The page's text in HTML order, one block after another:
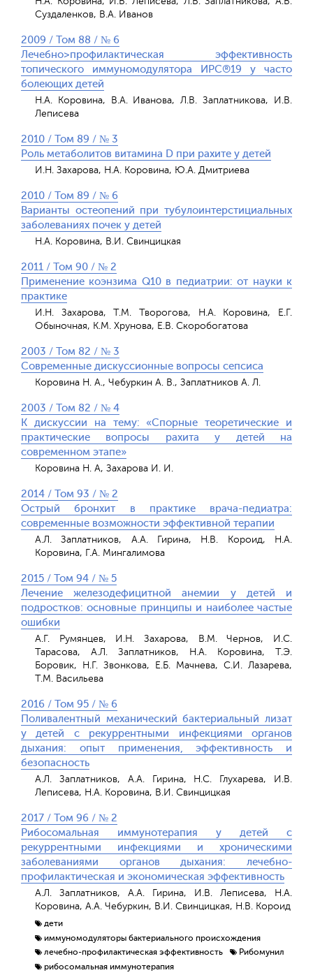
Суздаленков, В.А. Иванов
2009 / Том 88 / № 6
Лечебно>профилактическая эффективность
топического иммуномодулятора ИРС®19 у часто
болеющих детей
Н.А. Коровина, В.А. Иванова, Л.В. Заплатникова, И.В.
Леписева
2010 / Том 89 / № 3
Роль метаболитов витамина D при рахите у детей
И.Н. Захарова, Н.А. Коровина, Ю.А. Дмитриева
2010 / Том 89 / № 6
Варианты остеопений при тубулоинтерстициальных
заболеваниях почек у детей
Н.А. Коровина, В.И. Свинцицкая
2011 / Том 90 / № 2
Применение коэнзима Q10 в педиатрии: от науки к
практике
И.Н. Захарова, Т.М. Творогова, Н.А. Коровина, Е.Г.
Обыночная, К.М. Хрунова, Е.В. Скоробогатова
2003 / Том 82 / № 3
Современные дискуссионные вопросы сепсиса
Коровина Н. А., Чебуркин А. В., Заплатников А. Л.
2003 / Том 82 / № 4
К дискуссии на тему: «Спорные теоретические и
практические вопросы рахита у детей на
современном этапе»
Коровина Н. А, Захарова И. И.
2014 / Том 93 / № 2
Острый бронхит в практике врача-педиатра:
современные возможности эффективной терапии
А.Л. Заплатников, А.А. Гирина, Н.В. Короид, Н.А.
Коровина, Г.А. Мингалимова
2015 / Том 94 / № 5
Лечение железодефицитной анемии у детей и
подростков: основные принципы и наиболее частые
ошибки
А.Г. Румянцев, И.Н. Захарова, В.М. Чернов, И.С.
Тарасова, А.Л. Заплатников, Н.А. Коровина, Т.Э.
Боровик, Н.Г. Звонкова, Е.Б. Мачнева, С.И. Лазарева,
Т.М. Васильева
2016 / Том 95 / № 6
Поливалентный механический бактериальный лизат
у детей с рекуррентными инфекциями органов
дыхания: опыт применения, эффективность и
безопасность
А.Л. Заплатников, А.А. Гирина, Н.С. Глухарева, И.В.
Леписева, Н.А. Коровина, В.И. Свинцицкая
2017 / Том 96 / № 2
Рибосомальная иммунотерапия у детей с
рекуррентными инфекциями и хроническими
заболеваниями органов дыхания: лечебно-
профилактическая и экономическая эффективность
А.Л. Заплатников, А.А. Гирина, И.В. Леписева, Н.А.
Коровина, А.А. Чебуркин, В.И. Свинцицкая, Н.В. Короид
дети
иммуномодуляторы бактериального происхождения
лечебно-профилактическая эффективность
Рибомунил
рибосомальная иммунотерапия